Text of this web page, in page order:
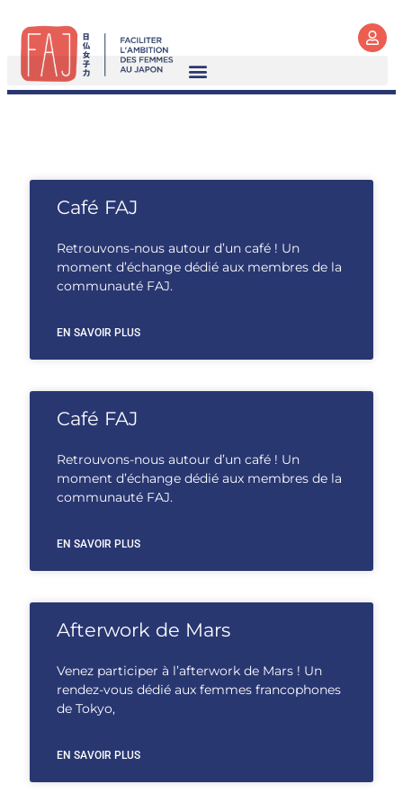
Café FAJ
Retrouvons-nous autour d’un café ! Un
moment d’échange dédié aux membres de la
communauté FAJ.
EN SAVOIR PLUS
Café FAJ
Retrouvons-nous autour d’un café ! Un
moment d’échange dédié aux membres de la
communauté FAJ.
EN SAVOIR PLUS
Afterwork de Mars
Venez participer à l’afterwork de Mars ! Un
rendez-vous dédié aux femmes francophones
de Tokyo,
EN SAVOIR PLUS